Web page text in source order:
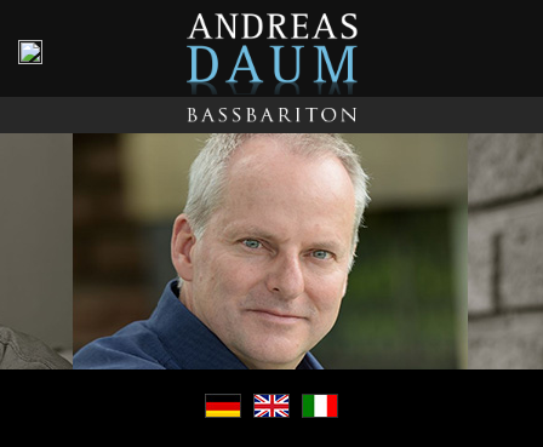
AUDIO/VIDEO
KONTAKT
DATENSCHUTZ